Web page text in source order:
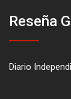
Reseña
Diario